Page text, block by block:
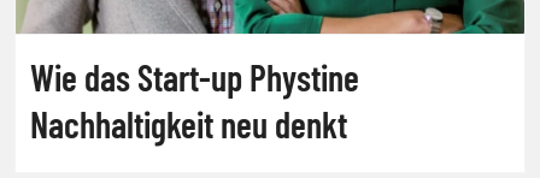
Wie das Start-up Phystine
Nachhaltigkeit neu denkt